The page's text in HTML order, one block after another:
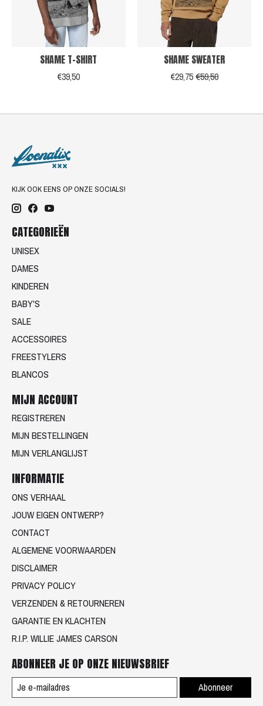
SHAME T-SHIRT
€39,50
SHAME SWEATER
€29,75€59,50
KIJK OOK EENS OP ONZE SOCIALS!
CATEGORIEËN
UNISEX
DAMES
KINDEREN
BABY'S
SALE
ACCESSOIRES
FREESTYLERS
BLANCOS
MIJN ACCOUNT
REGISTREREN
MIJN BESTELLINGEN
MIJN VERLANGLIJST
INFORMATIE
ONS VERHAAL
JOUW EIGEN ONTWERP?
CONTACT
ALGEMENE VOORWAARDEN
DISCLAIMER
PRIVACY POLICY
VERZENDEN & RETOURNEREN
GARANTIE EN KLACHTEN
R.I.P. WILLIE JAMES CARSON
ABONNEER JE OP ONZE NIEUWSBRIEF
Abonneer